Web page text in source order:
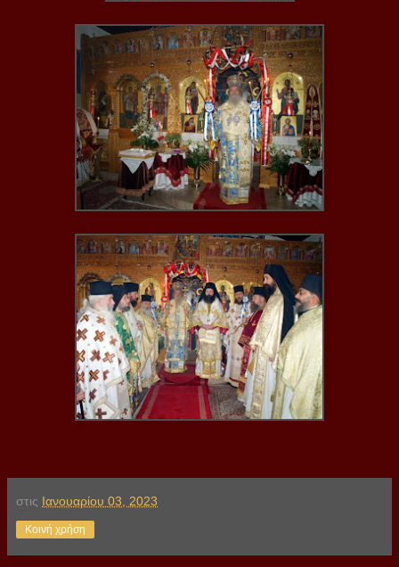
στις Ιανουαρίου 03, 2023
Κοινή χρήση